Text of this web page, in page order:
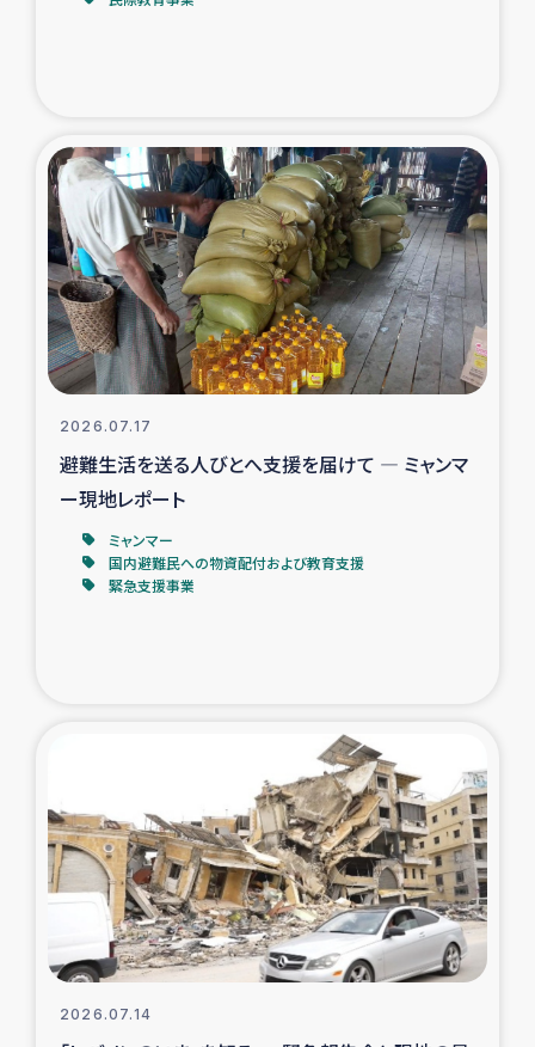
コーヒー生産者支援
アイナロ県マウベシ郡でのコーヒー畑改善事業
ベイルート大規模爆発被災者支援
女性の生計向上支援
アグロフォレストリー（カカオ）事業
2026.07.17
避難生活を送る人びとへ支援を届けて ― ミャンマ
ー現地レポート
ミャンマー
国内避難民への物資配付および教育支援
緊急支援事業
2026.07.14